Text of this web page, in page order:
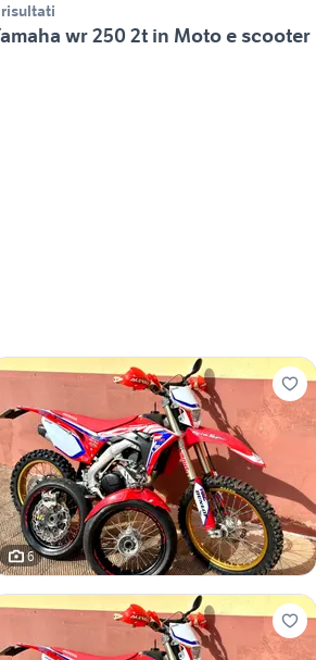
wr 250 2t in Moto e scooter
6